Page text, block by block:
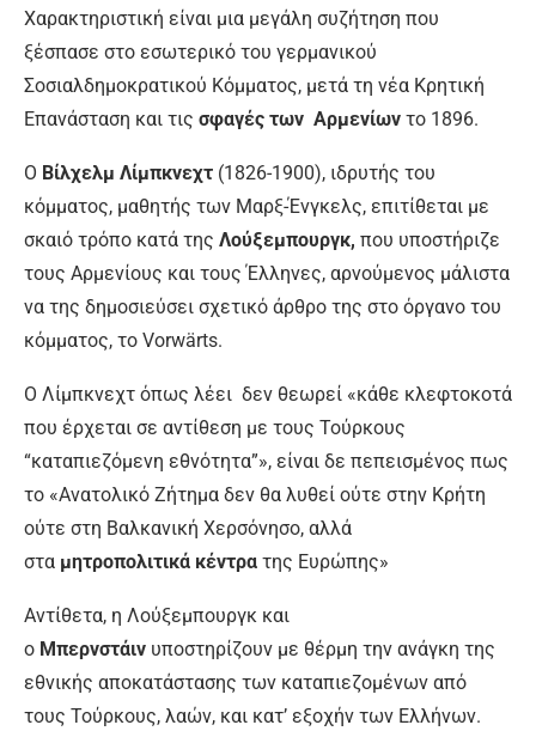
Χαρακτηριστική είναι μια μεγάλη συζήτηση που
ξέσπασε στο εσωτερικό του γερμανικού
Σοσιαλδημοκρατικού Κόμματος, μετά τη νέα Κρητική
Επανάσταση και τις σφαγές των Αρμενίων το 1896.
Ο Βίλχελμ Λίμπκνεχτ (1826-1900), ιδρυτής του
κόμματος, μαθητής των Μαρξ-Ένγκελς, επιτίθεται με
σκαιό τρόπο κατά της Λούξεμπουργκ, που υποστήριζε
τους Αρμενίους και τους Έλληνες, αρνούμενος μάλιστα
να της δημοσιεύσει σχετικό άρθρο της στο όργανο του
κόμματος, το Vorwärts.
Ο Λίμπκνεχτ όπως λέει δεν θεωρεί «κάθε κλεφτοκοτά
που έρχεται σε αντίθεση με τους Τούρκους
“καταπιεζόμενη εθνότητα”», είναι δε πεπεισμένος πως
το «Ανατολικό Ζήτημα δεν θα λυθεί ούτε στην Κρήτη
ούτε στη Βαλκανική Χερσόνησο, αλλά
στα μητροπολιτικά κέντρα της Ευρώπης»
Αντίθετα, η Λούξεμπουργκ και
ο Μπερνστάιν υποστηρίζουν με θέρμη την ανάγκη της
εθνικής αποκατάστασης των καταπιεζομένων από
τους Τούρκους, λαών, και κατ’ εξοχήν των Ελλήνων.